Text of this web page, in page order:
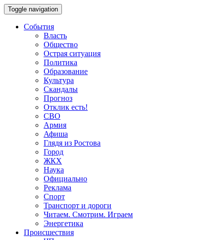
Toggle navigation
События
Власть
Общество
Острая ситуация
Политика
Образование
Культура
Скандалы
Прогноз
Отклик есть!
СВО
Армия
Афиша
Глядя из Ростова
Город
ЖКХ
Наука
Официально
Реклама
Спорт
Транспорт и дороги
Читаем. Смотрим. Играем
Энергетика
Происшествия